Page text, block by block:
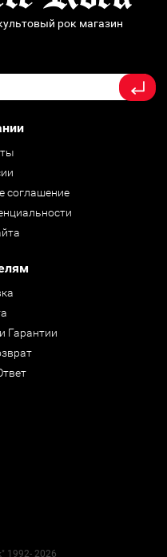
рок магазин
соглашение
Гарантии
1992- 2026